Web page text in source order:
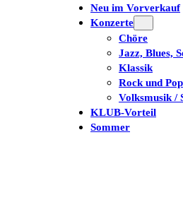
Neu im Vorverkauf
Konzerte
Chöre
Jazz, Blues,
Klassik
Rock und Pop
Volksmusik /
KLUB-Vorteil
Sommer